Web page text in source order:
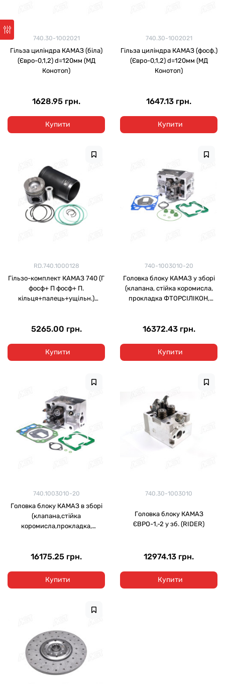
740.30-1002021
Гільза циліндра КАМАЗ (біла)
(Євро-0,1,2) d=120мм (МД
Конотоп)
1628.95 грн.
Купити
740.30-1002021
Гільза циліндра КАМАЗ (фосф.)
(Євро-0,1,2) d=120мм (МД
Конотоп)
1647.13 грн.
Купити
RD.740.1000128
Гільзо-комплект КАМАЗ 740 (Г
фосф+ П фосф+ П.
кільця+палець+ущільн.)
5265.00 грн.
Купити
740-1003010-20
Головка блоку КАМАЗ у зборі
(клапана, стійка коромисла,
прокладка ФТОРСІЛІКОН,
16372.43 грн.
Купити
740.1003010-20
Головка блоку КАМАЗ в зборі
(клапана,стійка
коромисла,прокладка,
16175.25 грн.
Купити
740.30-1003010
Головка блоку КАМАЗ
ЄВРО-1,-2 у зб. (RIDER)
12974.13 грн.
Купити